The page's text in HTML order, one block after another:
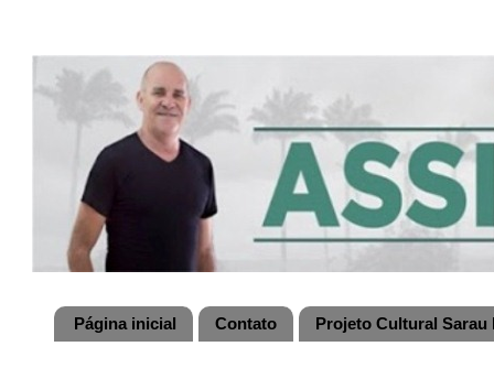
Página inicial Contato Projeto Cultural